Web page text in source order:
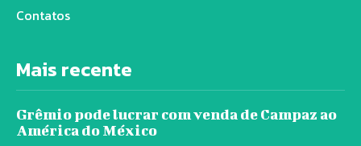
Contatos
Mais recente
Grêmio pode lucrar com venda de Campaz ao
América do México